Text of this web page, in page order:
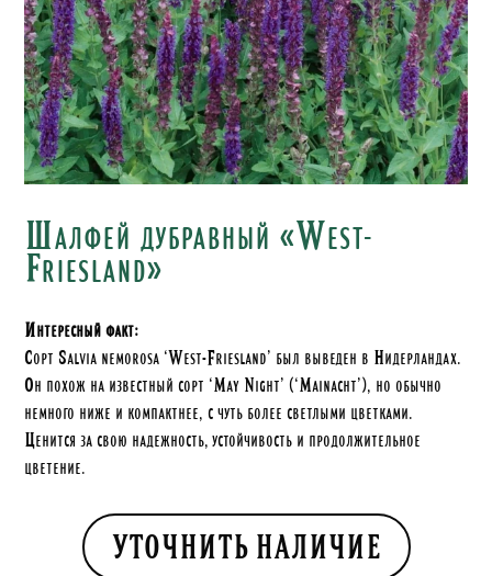
Шалфей дубравный «West-
Friesland»
Интересный факт:
Сорт Salvia nemorosa ‘West-Friesland’ был выведен в Нидерландах.
Он похож на известный сорт ‘May Night’ (‘Mainacht’), но обычно
немного ниже и компактнее, с чуть более светлыми цветками.
Ценится за свою надежность, устойчивость и продолжительное
цветение.
УТОЧНИТЬ НАЛИЧИЕ